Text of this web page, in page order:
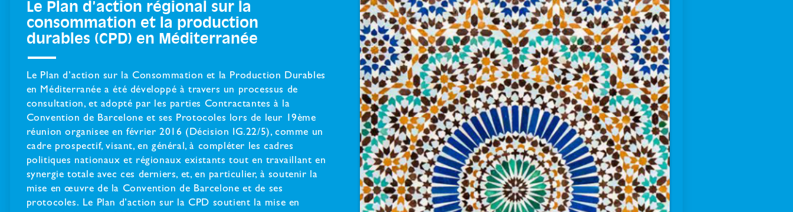
Le Plan d’action régional sur la
consommation et la production
durables (CPD) en Méditerranée
Le Plan d’action sur la Consommation et la Production Durables
en Méditerranée a été développé à travers un processus de
consultation, et adopté par les parties Contractantes à la
Convention de Barcelone et ses Protocoles lors de leur 19ème
réunion organisee en février 2016 (Décision IG.22/5), comme un
cadre prospectif, visant, en général, à compléter les cadres
politiques nationaux et régionaux existants tout en travaillant en
synergie totale avec ces derniers, et, en particulier, à soutenir la
mise en œuvre de la Convention de Barcelone et de ses
protocoles. Le Plan d’action sur la CPD soutient la mise en